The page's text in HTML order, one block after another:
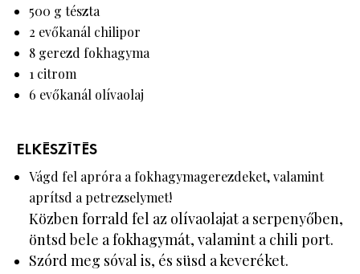
500 g tészta
2 evőkanál chilipor
8 gerezd fokhagyma
1 citrom
6 evőkanál olívaolaj
ELKÉSZÍTÉS
Vágd fel apróra a fokhagymagerezdeket, valamint
aprítsd a petrezselymet!
Közben forrald fel az olívaolajat a serpenyőben,
öntsd bele a fokhagymát, valamint a chili port.
Szórd meg sóval is, és süsd a keveréket.